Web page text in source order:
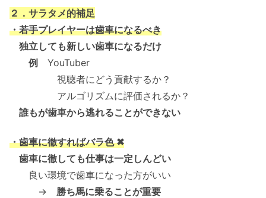
２．サラタメ的補足
・若手プレイヤーは歯車になるべき
独立しても新しい歯車になるだけ
例 YouTuber
視聴者にどう貢献するか？
アルゴリズムに評価されるか？
誰もが歯車から逃れることができない
・歯車に徹すればバラ色 ✖
歯車に徹しても仕事は一定しんどい
良い環境で歯車になった方がいい
→ 勝ち馬に乗ることが重要